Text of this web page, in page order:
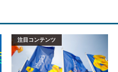
注目コンテンツ